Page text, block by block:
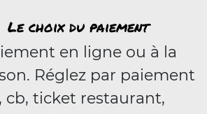
Le choix du paiement
en ligne ou à la
Réglez par paiement
cb, ticket restaurant,